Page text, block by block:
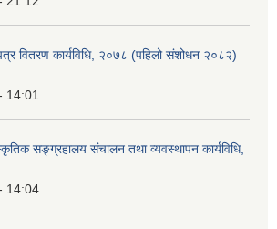
वितरण कार्यविधि, २०७८ (पहिलो संशोधन २०८२)
14:01
सङ्ग्रहालय संचालन तथा व्यवस्थापन कार्यविधि,
14:04